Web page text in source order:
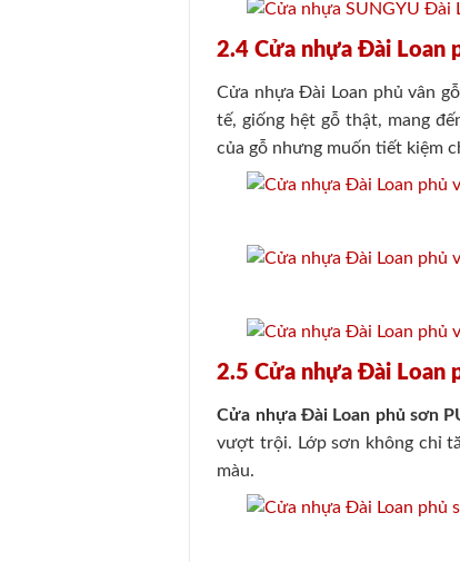
2.4 Cửa nhựa Đài Loan
Cửa nhựa Đài Loan phủ vân
tế, giống hệt gỗ thật, mang
của gỗ nhưng muốn tiết kiệm
2.5 Cửa nhựa Đài Loan
Cửa nhựa Đài Loan phủ sơn
vượt trội. Lớp sơn không chỉ
màu.